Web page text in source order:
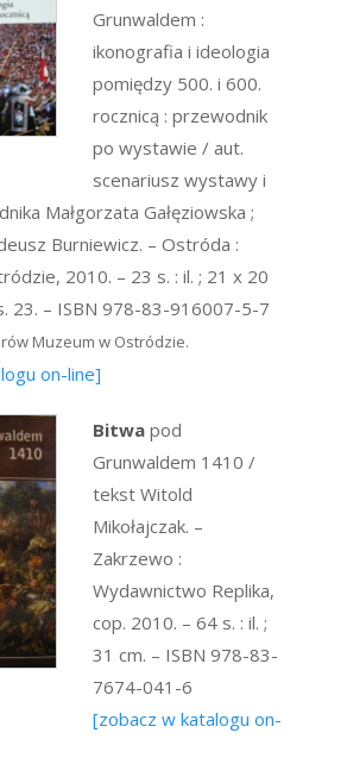
Grunwaldem :
ikonografia i ideologia
pomiędzy 500. i 600.
rocznicą : przewodnik
po wystawie / aut.
scenariusz wystawy i
Małgorzata Gałęziowska ;
Burniewicz. – Ostróda :
2010. – 23 s. : il. ; 21 x 20
23. – ISBN 978-83-916007-5-7
Muzeum w Ostródzie.
on-line]
Bitwa pod
Grunwaldem 1410 /
tekst Witold
Mikołajczak. –
Zakrzewo :
Wydawnictwo Replika,
cop. 2010. – 64 s. : il. ;
31 cm. – ISBN 978-83-
7674-041-6
[zobacz w katalogu on-